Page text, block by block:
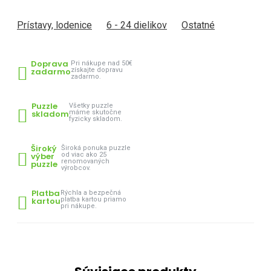
Prístavy, lodenice 6 - 24 dielikov Ostatné
Doprava
zadarmo
Pri nákupe nad 50€
získajte dopravu
zadarmo.
Puzzle
skladom
Všetky puzzle
máme skutočne
fyzicky skladom.
Široký
výber
puzzle
Široká ponuka puzzle
od viac ako 25
renomovaných
výrobcov.
Platba
kartou
Rýchla a bezpečná
platba kartou priamo
pri nákupe.